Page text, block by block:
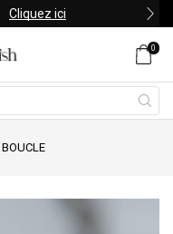
Cliquez ici
0
BOUCLE